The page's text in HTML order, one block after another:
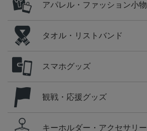
アパレル・ファッション小物
タオル・リストバンド
スマホグッズ
観戦・応援グッズ
キーホルダー・アクセサリー